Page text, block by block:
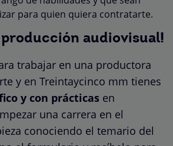
para quien quiera contratarte.
producción audiovisual!
trabajar en una productora
y en Treintaycinco mm tienes
y con prácticas en
una carrera en el
conociendo el temario del